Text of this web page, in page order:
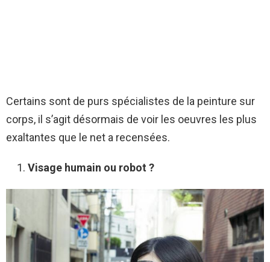
Certains sont de purs spécialistes de la peinture sur
corps, il s’agit désormais de voir les oeuvres les plus
exaltantes que le net a recensées.
Visage humain ou robot ?